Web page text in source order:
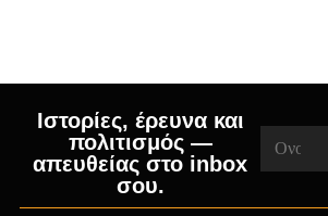
Ιστορίες, έρευνα και
πολιτισμός —
απευθείας στο inbox
σου.